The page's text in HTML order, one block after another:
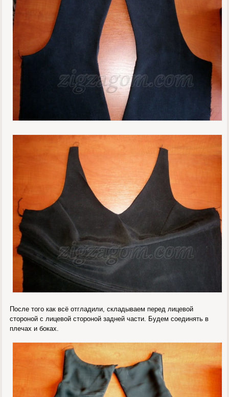
После того как всё отгладили, складываем перед лицевой
стороной с лицевой стороной задней части. Будем соединять в
плечах и боках.